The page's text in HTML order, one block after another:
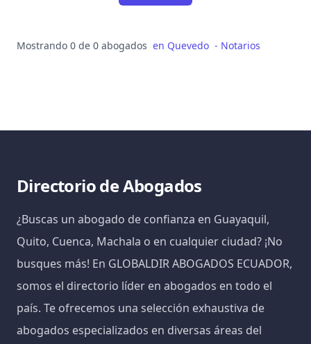
Mostrando 0 de 0 abogados en Quevedo - Notarios
Directorio de Abogados
¿Buscas un abogado de confianza en Guayaquil,
Quito, Cuenca, Machala o en cualquier ciudad? ¡No
busques más! En GLOBALDIR ABOGADOS ECUADOR,
somos el directorio líder en abogados en todo el
país. Te ofrecemos una selección exhaustiva de
abogados especializados en diversas áreas del